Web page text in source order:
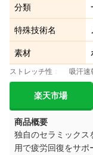
分類
特殊技術名
素材
ストレッチ性 吸汗速
楽天市場
商品概要
独自のセラミックス
用で疲労回復をサ